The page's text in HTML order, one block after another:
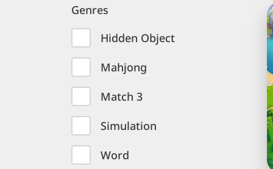
Genres
Hidden Object
Mahjong
Match 3
Simulation
Word
e
a